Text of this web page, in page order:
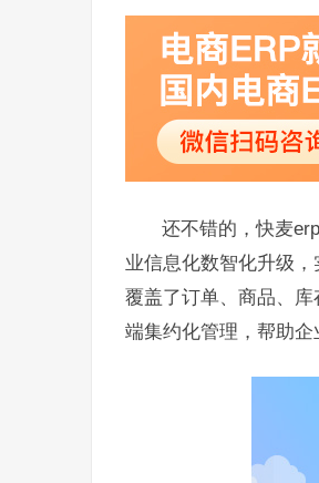
还不错的，快麦
业信息化数智化升级
覆盖了订单、商品、
端集约化管理，帮助企